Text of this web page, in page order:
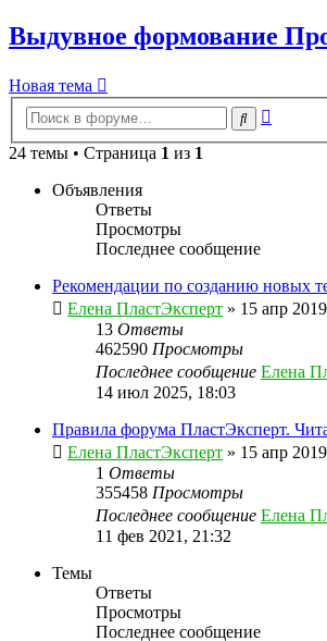
Выдувное формование
Новая тема
Поиск
24 темы • Страница 1 из 1
Объявления
Ответы
Просмотры
Последнее сообщение
Рекомендации по созданию новых
Елена ПластЭксперт » 15 апр
13 Ответы
462590 Просмотры
Последнее сообщение Елена
14 июл 2025, 18:03
Правила форума ПластЭксперт.
Елена ПластЭксперт » 15 апр
1 Ответы
355458 Просмотры
Последнее сообщение Елена
11 фев 2021, 21:32
Темы
Ответы
Просмотры
Последнее сообщение